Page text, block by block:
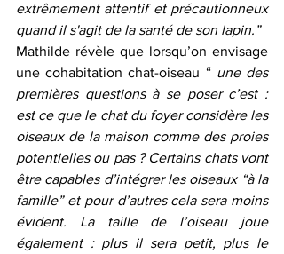
extrêmement attentif et précautionneux
quand il s'agit de la santé de son lapin.”
Mathilde révèle que lorsqu’on envisage
une cohabitation chat-oiseau “ une des
premières questions à se poser c’est :
est ce que le chat du foyer considère les
oiseaux de la maison comme des proies
potentielles ou pas ? Certains chats vont
être capables d’intégrer les oiseaux “à la
famille” et pour d’autres cela sera moins
évident. La taille de l’oiseau joue
également : plus il sera petit, plus le